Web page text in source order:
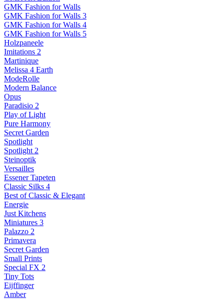
GMK Fashion for Walls
GMK Fashion for Walls 3
GMK Fashion for Walls 4
GMK Fashion for Walls 5
Holzpaneele
Imitations 2
Martinique
Melissa 4 Earth
ModeRolle
Modern Balance
Opus
Paradisio 2
Play of Light
Pure Harmony
Secret Garden
Spotlight
Spotlight 2
Steinoptik
Versailles
Essener Tapeten
Classic Silks 4
Best of Classic & Elegant
Energie
Just Kitchens
Miniatures 3
Palazzo 2
Primavera
Secret Garden
Small Prints
Special FX 2
Tiny Tots
Eijffinger
Amber